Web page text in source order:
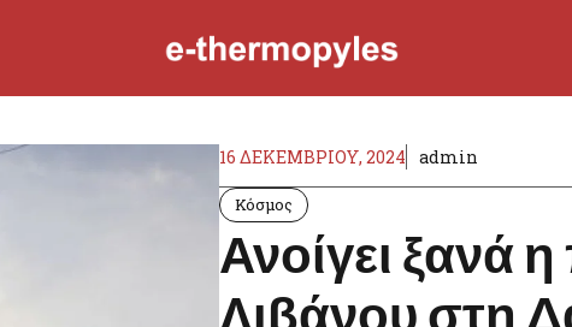
16 ΔΕΚΕΜΒΡΊΟΥ, 2024 admin
Κόσμος
Ανοίγει ξανά
Λιβάνου στη